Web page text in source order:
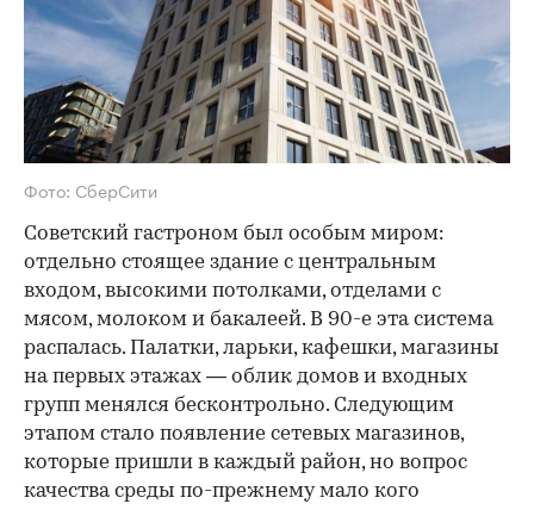
Фото: СберСити
Советский гастроном был особым миром:
отдельно стоящее здание с центральным
входом, высокими потолками, отделами с
мясом, молоком и бакалеей. В 90-е эта система
распалась. Палатки, ларьки, кафешки, магазины
на первых этажах — облик домов и входных
групп менялся бесконтрольно. Следующим
этапом стало появление сетевых магазинов,
которые пришли в каждый район, но вопрос
качества среды по-прежнему мало кого